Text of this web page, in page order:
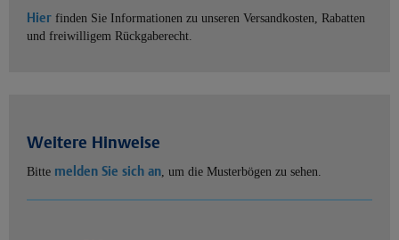
Hier finden Sie Informationen zu unseren Versandkosten, Rabatten
und freiwilligem Rückgaberecht.
Weitere Hinweise
Bitte melden Sie sich an, um die Musterbögen zu sehen.